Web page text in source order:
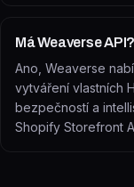
Má Weaverse API?
Ano, Weaverse
vytváření vlastních
bezpečností a
Shopify Storefront